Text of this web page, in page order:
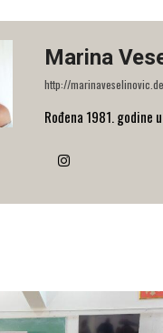
Marina
http://
Rođena 1981. godine